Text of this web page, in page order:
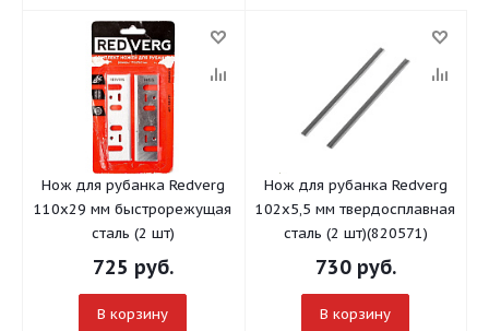
Нож для рубанка Redverg
110х29 мм быстрорежущая
сталь (2 шт)
725 руб.
В корзину
Нож для рубанка Redverg
102х5,5 мм твердосплавная
сталь (2 шт)(820571)
730руб.
В корзину